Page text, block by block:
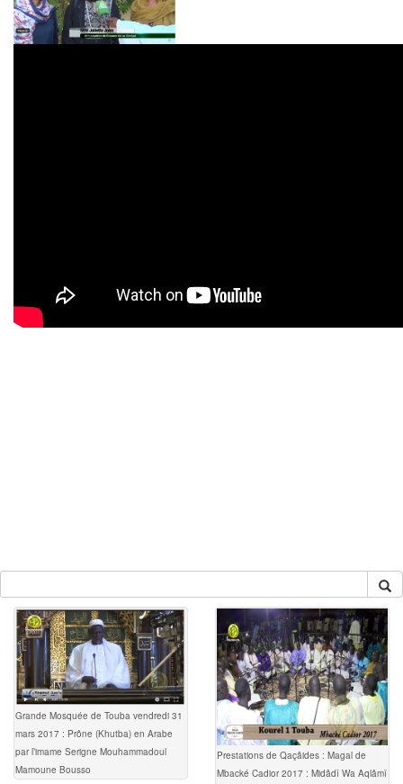
Grande Mosquée de Touba vendredi 31
mars 2017 : Prône (Khutba) en Arabe
par l’imame Serigne Mouhammadoul
Mamoune Bousso
Prestations de Qaçâides : Magal de
Mbacké Cadior 2017 : Midâdî Wa Aqlâmî